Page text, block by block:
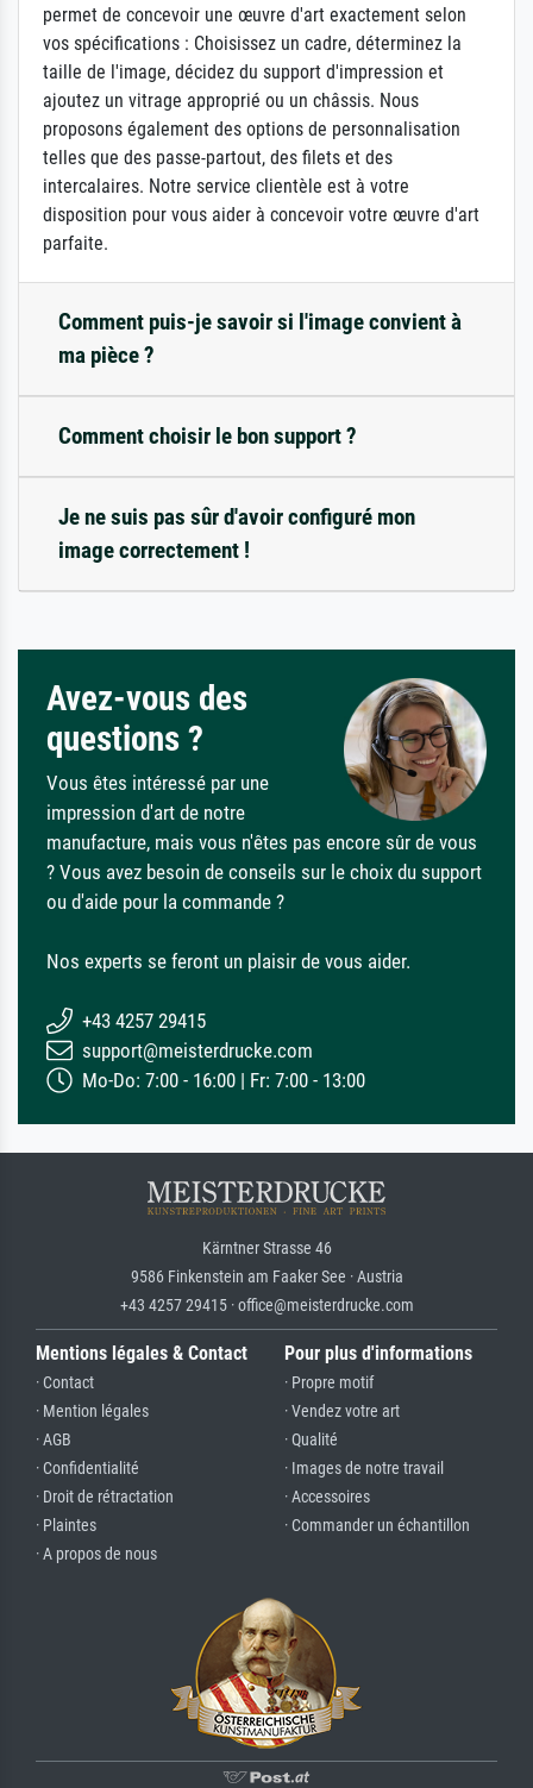
permet de concevoir une œuvre d'art exactement selon
vos spécifications : Choisissez un cadre, déterminez la
taille de l'image, décidez du support d'impression et
ajoutez un vitrage approprié ou un châssis. Nous
proposons également des options de personnalisation
telles que des passe-partout, des filets et des
intercalaires. Notre service clientèle est à votre
disposition pour vous aider à concevoir votre œuvre d'art
parfaite.
Comment puis-je savoir si l'image convient à
ma pièce ?
Comment choisir le bon support ?
Je ne suis pas sûr d'avoir configuré mon
image correctement !
Avez-vous des
questions ?
Vous êtes intéressé par une
impression d'art de notre
manufacture, mais vous n'êtes pas encore sûr de vous
? Vous avez besoin de conseils sur le choix du support
ou d'aide pour la commande ?
Nos experts se feront un plaisir de vous aider.
+43 4257 29415
support@meisterdrucke.com
Mo-Do: 7:00 - 16:00 | Fr: 7:00 - 13:00
Kärntner Strasse 46
9586 Finkenstein am Faaker See · Austria
+43 4257 29415 · office@meisterdrucke.com
Mentions légales & Contact
· Contact
· Mention légales
· AGB
· Confidentialité
· Droit de rétractation
· Plaintes
· A propos de nous
Pour plus d'informations
· Propre motif
· Vendez votre art
· Qualité
· Images de notre travail
· Accessoires
· Commander un échantillon